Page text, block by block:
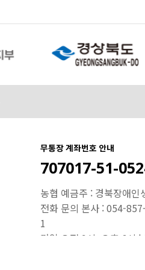
무통장 계좌번호 안내
707017-51-
농협 예금주 : 경북장애인
전화 문의 본사 : 054-
1
평일 오전 9시~오후 6시 |